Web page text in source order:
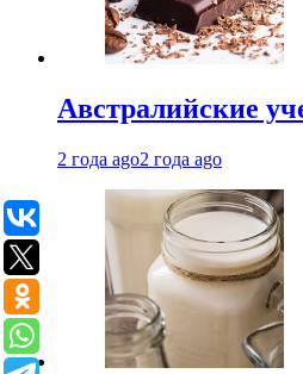
Австралийские
2 года ago2 года ago